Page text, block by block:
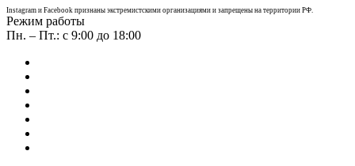
Instagram и Facebook признаны экстремистскими организациями и запрещены на территории РФ.
Режим работы
Пн. – Пт.: с 9:00 до 18:00